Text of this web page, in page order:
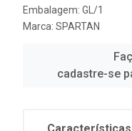
Embalagem: GL/1
Marca: SPARTAN
cadastre-se